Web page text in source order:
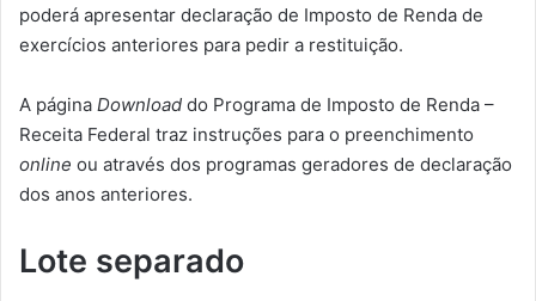
poderá apresentar declaração de Imposto de Renda de
exercícios anteriores para pedir a restituição.
A página Download do Programa de Imposto de Renda –
Receita Federal traz instruções para o preenchimento
online ou através dos programas geradores de declaração
dos anos anteriores.
Lote separado